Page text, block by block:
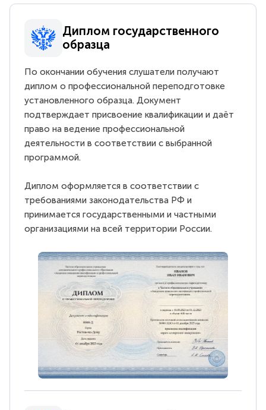
Диплом государственного
образца
По окончании обучения слушатели получают
диплом о профессиональной переподготовке
установленного образца. Документ
подтверждает присвоение квалификации и даёт
право на ведение профессиональной
деятельности в соответствии с выбранной
программой.
Диплом оформляется в соответствии с
требованиями законодательства РФ и
принимается государственными и частными
организациями на всей территории России.